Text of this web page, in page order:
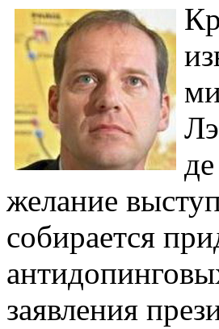
желание
собирается
заявления